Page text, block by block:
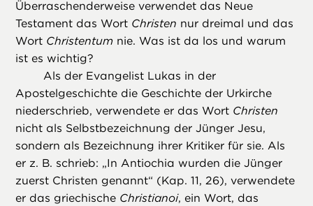
Überraschenderweise verwendet das Neue
Testament das Wort Christen nur dreimal und das
Wort Christentum nie. Was ist da los und warum
ist es wichtig?
Als der Evangelist Lukas in der
Apostelgeschichte die Geschichte der Urkirche
niederschrieb, verwendete er das Wort Christen
nicht als Selbstbezeichnung der Jünger Jesu,
sondern als Bezeichnung ihrer Kritiker für sie. Als
er z. B. schrieb: „In Antiochia wurden die Jünger
zuerst Christen genannt“ (Kap. 11, 26), verwendete
er das griechische Christianoi, ein Wort, das